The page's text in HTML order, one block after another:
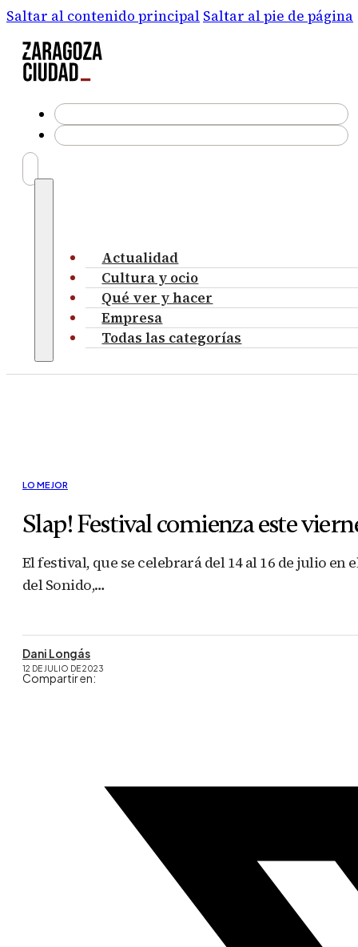
Saltar al contenido principal Saltar al pie de página
Actualidad
Cultura y ocio
Qué ver y hacer
Empresa
Todas las categorías
LO MEJOR
Slap! Festival comienza este
El festival, que se celebrará del 14 al 16 de julio
del Sonido,…
Dani Longás
12 DE JULIO DE 2023
Compartir en: